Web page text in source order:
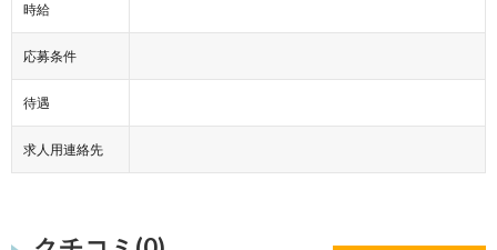
時給
応募条件
待遇
求人用連絡先